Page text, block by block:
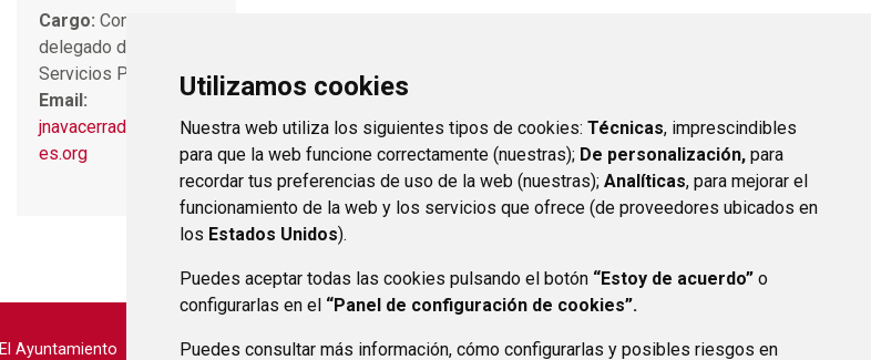
Utilizamos cookies
Nuestra web utiliza los siguientes tipos de cookies: Técnicas, imprescindibles
para que la web funcione correctamente (nuestras); De personalización, para
recordar tus preferencias de uso de la web (nuestras); Analíticas, para mejorar el
funcionamiento de la web y los servicios que ofrece (de proveedores ubicados en
los Estados Unidos).
Puedes aceptar todas las cookies pulsando el botón “Estoy de acuerdo” o
configurarlas en el “Panel de configuración de cookies”.
Puedes consultar más información, cómo configurarlas y posibles riesgos en
Cargo: Concejal
delegado de Obras y
Servicios Públicos
Email:
jnavacerradad@ssrey
es.org
El Ayuntamiento Aviso legal